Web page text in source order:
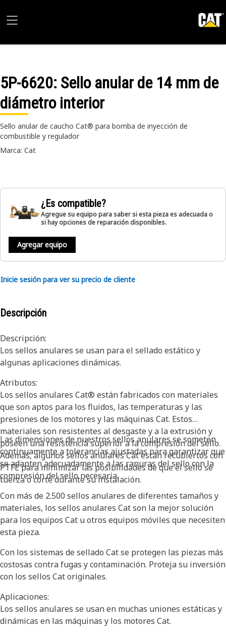
5P-6620: Sello anular de 14 mm de
diámetro interior
Sello anular de caucho Cat® para bomba de inyección de
combustible y regulador
Marca: Cat
¿Es compatible?
Agregue su equipo para saber si esta pieza es adecuada o
si hay opciones de reparación disponibles.
Agregar equipo
Inicie sesión para ver su precio de cliente
Descripción
Descripción:
Los sellos anulares se usan para el sellado estático y
algunas aplicaciones dinámicas.
Atributos:
Los sellos anulares Cat® están fabricados con materiales
que son aptos para los fluidos, las temperaturas y las
presiones de los motores y las máquinas Cat. Estos
materiales son resistentes al desgaste y a la extrusión y
poseen una resistencia superior a la compresión del sello.
Además, algunos sellos anulares Cat están recubiertos con
PTFE para minimizar las posibilidades de que el sello se
tuerza o corte durante su instalación.
Las dimensiones de nuestros sellos anulares se someten
continuamente a tolerancias ajustadas para garantizar que
se adapten adecuadamente a las ranuras del sello con la
compresión del sello necesaria.
Con más de 2.500 sellos anulares de diferentes tamaños y
materiales, los sellos anulares Cat son la mejor solución
para los equipos Cat u otros equipos móviles que necesiten
esta pieza.
Con los sistemas de sellado Cat se protegen las piezas más
costosas contra fugas y contaminación. Proteja su inversión
con los sellos Cat originales.
Aplicaciones:
Los sellos anulares se usan en muchas uniones estáticas y
dinámicas en las máquinas y los motores Cat.